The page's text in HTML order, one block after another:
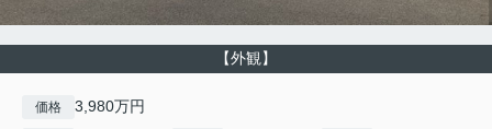
【外観】
価格 3,980万円